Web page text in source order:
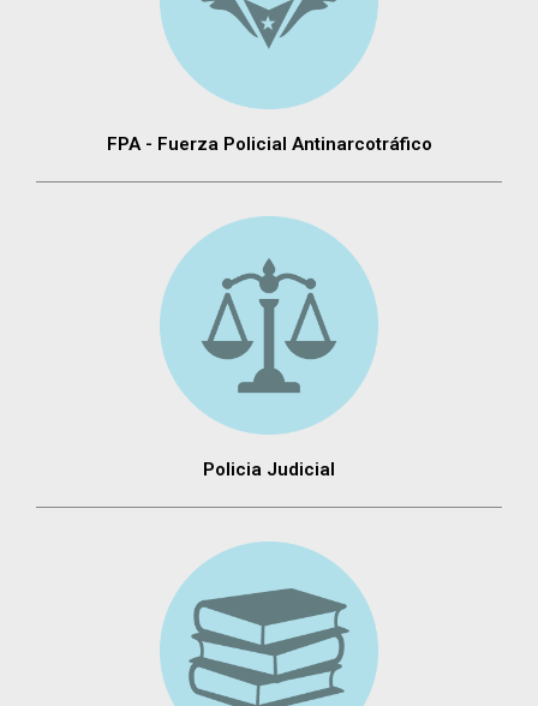
FPA - Fuerza Policial Antinarcotráfico
Policia Judicial